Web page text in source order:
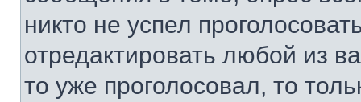
никто не успел
отредактировать любой из
то уже проголосовал, то